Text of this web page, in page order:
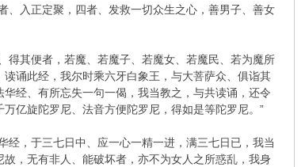
入正定聚，四者、发救一切众生之心，善男子、善女
其便者，若魔、若魔子、若魔女、若魔民、若为魔所
诵此经，我尔时乘六牙白象王，与大菩萨众、俱诣其
经、有所忘失一句一偈，我当教之，与共读诵，还令
亿旋陀罗尼、法音方便陀罗尼，得如是等陀罗尼。”
，于三七日中、应一心一精一进，满三七日已，我当
，无有非人、能破坏者，亦不为女人之所惑乱，我身